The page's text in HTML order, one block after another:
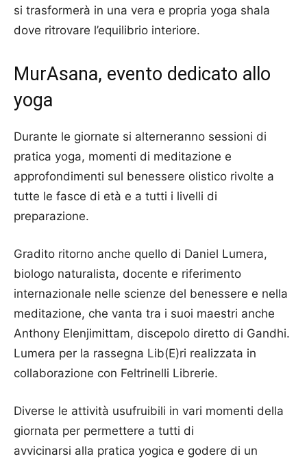
si trasformerà in una vera e propria yoga shala
dove ritrovare l’equilibrio interiore.
MurAsana, evento dedicato allo
yoga
Durante le giornate si alterneranno sessioni di
pratica yoga, momenti di meditazione e
approfondimenti sul benessere olistico rivolte a
tutte le fasce di età e a tutti i livelli di
preparazione.
Gradito ritorno anche quello di Daniel Lumera,
biologo naturalista, docente e riferimento
internazionale nelle scienze del benessere e nella
meditazione, che vanta tra i suoi maestri anche
Anthony Elenjimittam, discepolo diretto di Gandhi.
Lumera per la rassegna Lib(E)ri realizzata in
collaborazione con Feltrinelli Librerie.
Diverse le attività usufruibili in vari momenti della
giornata per permettere a tutti di
avvicinarsi alla pratica yogica e godere di un